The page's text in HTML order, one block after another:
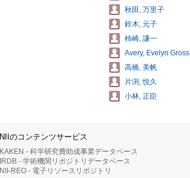
秋田, 万里子
鈴木, 元子
柿崎, 謙一
Avery, Evelyn Gross
高橋, 美帆
片渕, 悦久
小林, 正臣
NIIのコンテンツサービス
KAKEN - 科学研究費助成事業データベース
IRDB - 学術機関リポジトリデータベース
NII-REO - 電子リソースリポジトリ